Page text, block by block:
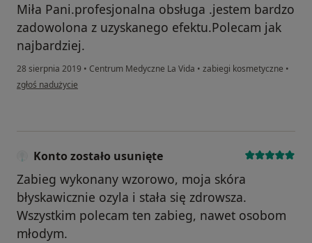
Miła Pani.profesjonalna obsługa .jestem bardzo
zadowolona z uzyskanego efektu.Polecam jak
najbardziej.
28 sierpnia 2019 • Centrum Medyczne La Vida • zabiegi kosmetyczne •
w opinii użytkownika Konto zostało usunięte
zgłoś nadużycie
Konto zostało usunięte
Zabieg wykonany wzorowo, moja skóra
błyskawicznie ozyla i stała się zdrowsza.
Wszystkim polecam ten zabieg, nawet osobom
młodym.